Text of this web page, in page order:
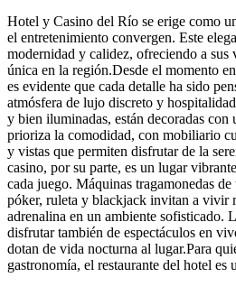
Hotel y Casino del Río se erige como
el entretenimiento convergen. Este
modernidad y calidez, ofreciendo a sus
única en la región.Desde el momento
es evidente que cada detalle ha sido
atmósfera de lujo discreto y
y bien iluminadas, están decoradas con
prioriza la comodidad, con mobiliario
y vistas que permiten disfrutar de la
casino, por su parte, es un lugar
cada juego. Máquinas tragamonedas
póker, ruleta y blackjack invitan a vivir
adrenalina en un ambiente sofisticado.
disfrutar también de espectáculos en
dotan de vida nocturna al lugar.Para
gastronomía, el restaurante del hotel es